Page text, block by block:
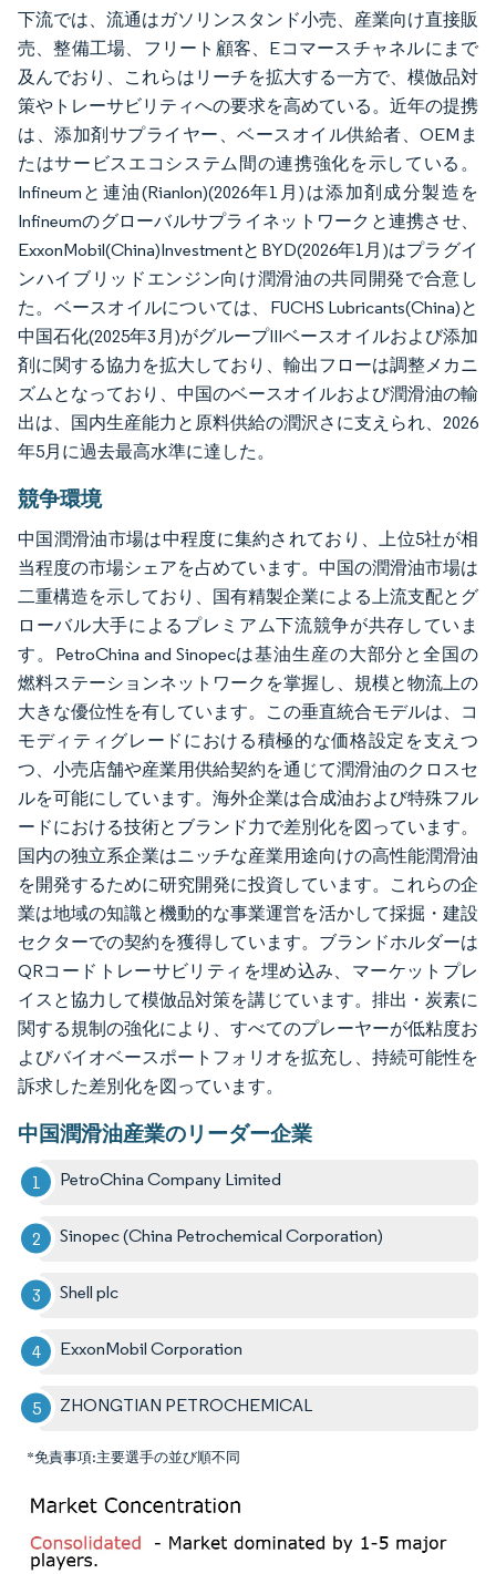
下流では、流通はガソリンスタンド小売、産業向け直接販
売、整備工場、フリート顧客、Eコマースチャネルにまで
及んでおり、これらはリーチを拡大する一方で、模倣品対
策やトレーサビリティへの要求を高めている。近年の提携
は、添加剤サプライヤー、ベースオイル供給者、OEMま
たはサービスエコシステム間の連携強化を示している。
Infineumと連油(Rianlon)(2026年1月)は添加剤成分製造を
Infineumのグローバルサプライネットワークと連携させ、
ExxonMobil(China)InvestmentとBYD(2026年1月)はプラグイ
ンハイブリッドエンジン向け潤滑油の共同開発で合意し
た。ベースオイルについては、FUCHS Lubricants(China)と
中国石化(2025年3月)がグループIIIベースオイルおよび添加
剤に関する協力を拡大しており、輸出フローは調整メカニ
ズムとなっており、中国のベースオイルおよび潤滑油の輸
出は、国内生産能力と原料供給の潤沢さに支えられ、2026
年5月に過去最高水準に達した。
競争環境
中国潤滑油市場は中程度に集約されており、上位5社が相
当程度の市場シェアを占めています。中国の潤滑油市場は
二重構造を示しており、国有精製企業による上流支配とグ
ローバル大手によるプレミアム下流競争が共存していま
す。PetroChina and Sinopecは基油生産の大部分と全国の
燃料ステーションネットワークを掌握し、規模と物流上の
大きな優位性を有しています。この垂直統合モデルは、コ
モディティグレードにおける積極的な価格設定を支えつ
つ、小売店舗や産業用供給契約を通じて潤滑油のクロスセ
ルを可能にしています。海外企業は合成油および特殊フル
ードにおける技術とブランド力で差別化を図っています。
国内の独立系企業はニッチな産業用途向けの高性能潤滑油
を開発するために研究開発に投資しています。これらの企
業は地域の知識と機動的な事業運営を活かして採掘・建設
セクターでの契約を獲得しています。ブランドホルダーは
QRコードトレーサビリティを埋め込み、マーケットプレ
イスと協力して模倣品対策を講じています。排出・炭素に
関する規制の強化により、すべてのプレーヤーが低粘度お
よびバイオベースポートフォリオを拡充し、持続可能性を
訴求した差別化を図っています。
中国潤滑油産業のリーダー企業
PetroChina Company Limited
Sinopec (China Petrochemical Corporation)
Shell plc
ExxonMobil Corporation
ZHONGTIAN PETROCHEMICAL
*免責事項:主要選手の並び順不同